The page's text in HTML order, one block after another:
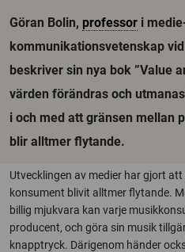
Göran Bolin, professor i
kommunikationsvetenskap
beskriver sin nya bok ”Value
värden förändras och
i och med att gränsen mellan
blir alltmer flytande.
Utvecklingen av medier har gjort
konsument blivit alltmer flytande.
billig mjukvara kan varje
producent, och göra sin musik
knapptryck. Därigenom händer